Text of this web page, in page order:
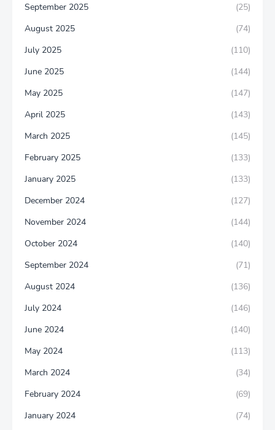
September 2025
(25)
August 2025
(74)
July 2025
(110)
June 2025
(144)
May 2025
(147)
April 2025
(143)
March 2025
(145)
February 2025
(133)
January 2025
(133)
December 2024
(127)
November 2024
(144)
October 2024
(140)
September 2024
(71)
August 2024
(136)
July 2024
(146)
June 2024
(140)
May 2024
(113)
March 2024
(34)
February 2024
(69)
January 2024
(74)